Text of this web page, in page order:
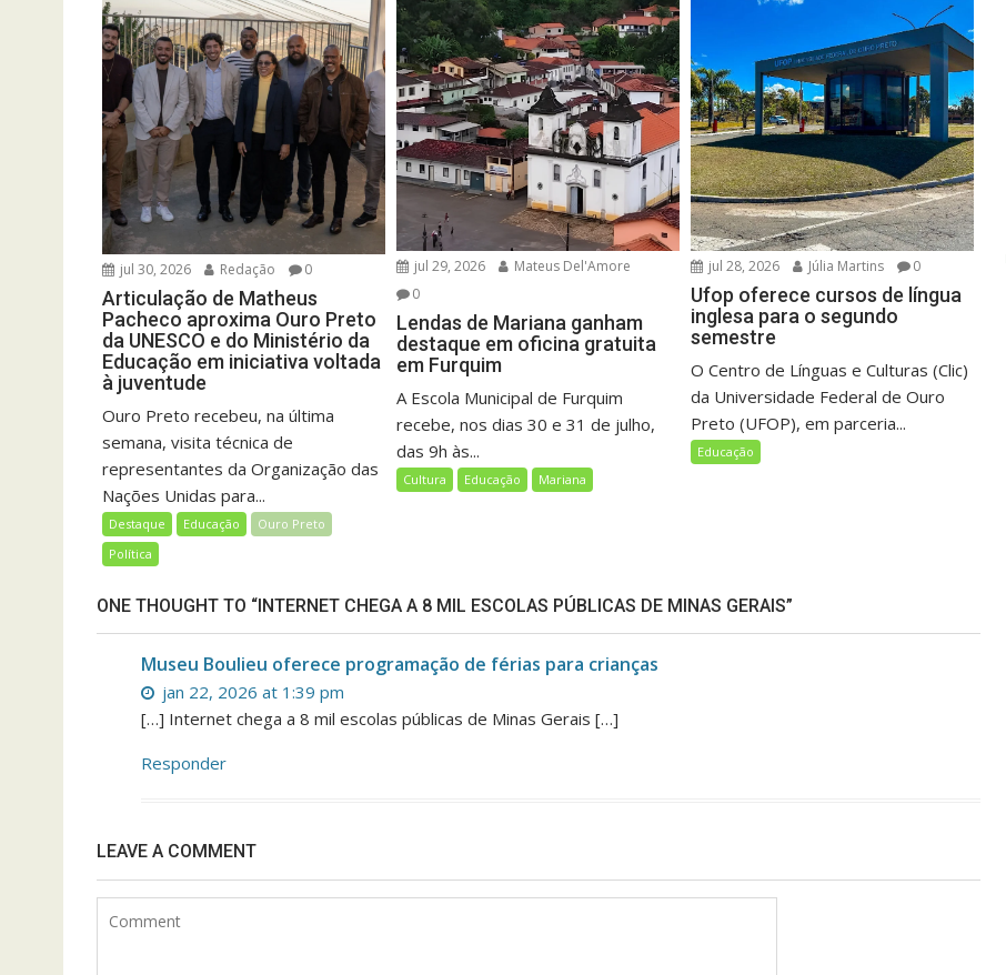
jul 30, 2026 Redação 0
Articulação de Matheus
Pacheco aproxima Ouro Preto
da UNESCO e do Ministério da
Educação em iniciativa voltada
à juventude
Ouro Preto recebeu, na última
semana, visita técnica de
representantes da Organização das
Nações Unidas para...
Destaque Educação
Ouro Preto
Política
jul 29, 2026
Mateus Del'Amore
0
Lendas de Mariana ganham
destaque em oficina gratuita
em Furquim
A Escola Municipal de Furquim
recebe, nos dias 30 e 31 de julho,
das 9h às...
Cultura Educação Mariana
jul 28, 2026 Júlia Martins 0
Ufop oferece cursos de língua
inglesa para o segundo
semestre
O Centro de Línguas e Culturas (Clic)
da Universidade Federal de Ouro
Preto (UFOP), em parceria...
Educação
ONE THOUGHT TO “INTERNET CHEGA A 8 MIL ESCOLAS PÚBLICAS DE MINAS GERAIS”
Museu Boulieu oferece programação de férias para crianças
jan 22, 2026 at 1:39 pm
[…] Internet chega a 8 mil escolas públicas de Minas Gerais […]
Responder
LEAVE A COMMENT